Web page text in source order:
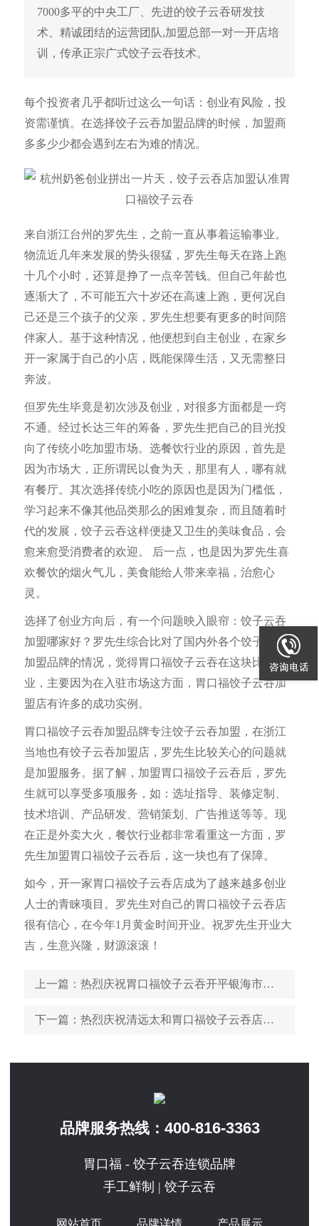
7000多平的中央工厂、先进的饺子云吞研发技
术、精诚团结的运营团队,加盟总部一对一开店培
训，传承正宗广式饺子云吞技术。
每个投资者几乎都听过这么一句话：创业有风险，投
资需谨慎。在选择饺子云吞加盟品牌的时候，加盟商
多多少少都会遇到左右为难的情况。
来自浙江台州的罗先生，之前一直从事着运输事业。
物流近几年来发展的势头很猛，罗先生每天在路上跑
十几个小时，还算是挣了一点辛苦钱。但自己年龄也
逐渐大了，不可能五六十岁还在高速上跑，更何况自
己还是三个孩子的父亲，罗先生想要有更多的时间陪
伴家人。基于这种情况，他便想到自主创业，在家乡
开一家属于自己的小店，既能保障生活，又无需整日
奔波。
但罗先生毕竟是初次涉及创业，对很多方面都是一窍
不通。经过长达三年的筹备，罗先生把自己的目光投
向了传统小吃加盟市场。选餐饮行业的原因，首先是
因为市场大，正所谓民以食为天，那里有人，哪有就
有餐厅。其次选择传统小吃的原因也是因为门槛低，
学习起来不像其他品类那么的困难复杂，而且随着时
代的发展，饺子云吞这样便捷又卫生的美味食品，会
愈来愈受消费者的欢迎。 后一点，也是因为罗先生喜
欢餐饮的烟火气儿，美食能给人带来幸福，治愈心
灵。
选择了创业方向后，有一个问题映入眼帘：饺子云吞
加盟哪家好？罗先生综合比对了国内外各个饺子云吞
加盟品牌的情况，觉得胃口福饺子云吞在这块比较专
业，主要因为在入驻市场这方面，胃口福饺子云吞加
盟店有许多的成功实例。
胃口福饺子云吞加盟品牌专注饺子云吞加盟，在浙江
当地也有饺子云吞加盟店，罗先生比较关心的问题就
是加盟服务。据了解，加盟胃口福饺子云吞后，罗先
生就可以享受多项服务，如：选址指导、装修定制、
技术培训、产品研发、营销策划、广告推送等等。现
在正是外卖大火，餐饮行业都非常看重这一方面，罗
先生加盟胃口福饺子云吞后，这一块也有了保障。
如今，开一家胃口福饺子云吞店成为了越来越多创业
人士的青睐项目。罗先生对自己的胃口福饺子云吞店
很有信心，在今年1月黄金时间开业。祝罗先生开业大
吉，生意兴隆，财源滚滚！
上一篇 ：热烈庆祝胃口福饺子云吞开平银海市场店顺利开业
下一篇 ：热烈庆祝清远太和胃口福饺子云吞店顺利开业
品牌服务热线： 400-816-3363
胃口福 - 饺子云吞连锁品牌
手工鲜制 | 饺子云吞